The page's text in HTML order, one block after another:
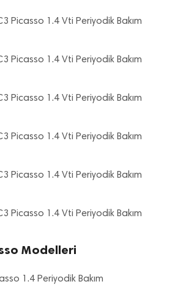
Picasso 1.4 Vti Periyodik Bakım
Picasso 1.4 Vti Periyodik Bakım
Picasso 1.4 Vti Periyodik Bakım
Picasso 1.4 Vti Periyodik Bakım
Picasso 1.4 Vti Periyodik Bakım
Picasso 1.4 Vti Periyodik Bakım
Modelleri
1.4 Periyodik Bakım